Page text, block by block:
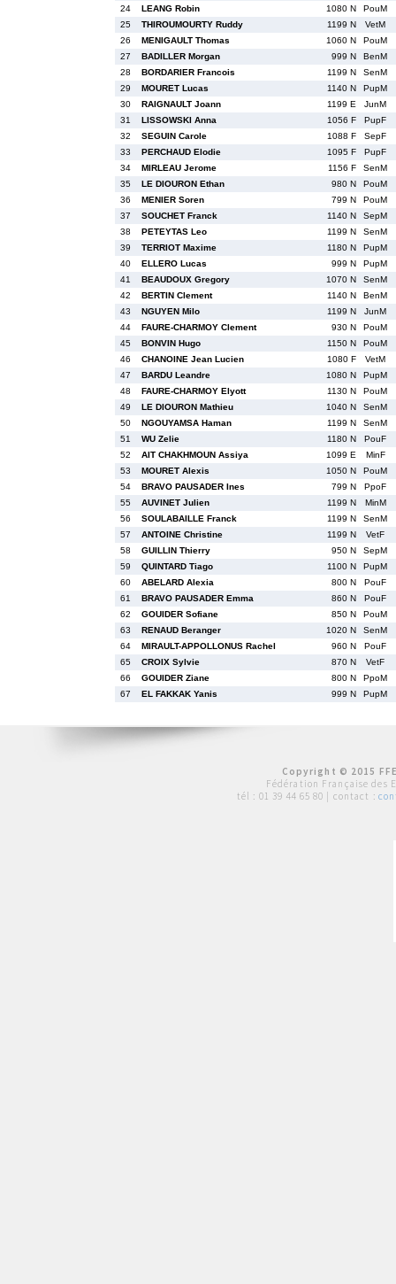
24
LEANG Robin 1080 N
PouM
25
THIROUMOURTY Ruddy 1199 N
VetM
26
MENIGAULT Thomas 1060 N
PouM
27
BADILLER Morgan 999 N
BenM
28
BORDARIER Francois 1199 N
SenM
29
MOURET Lucas 1140 N
PupM
30
RAIGNAULT Joann 1199 E
JunM
31
LISSOWSKI Anna 1056 F
PupF
32
SEGUIN Carole 1088 F
SepF
33
PERCHAUD Elodie 1095 F
PupF
34
MIRLEAU Jerome 1156 F
SenM
35
LE DIOURON Ethan 980 N
PouM
36
MENIER Soren 799 N
PouM
37
SOUCHET Franck 1140 N
SepM
38
PETEYTAS Leo 1199 N
SenM
39
TERRIOT Maxime 1180 N
PupM
40
ELLERO Lucas 999 N
PupM
41
BEAUDOUX Gregory 1070 N
SenM
42
BERTIN Clement 1140 N
BenM
43
NGUYEN Milo 1199 N
JunM
44
FAURE-CHARMOY Clement 930 N
PouM
45
BONVIN Hugo 1150 N
PouM
46
CHANOINE Jean Lucien 1080 F
VetM
47
BARDU Leandre 1080 N
PupM
48
FAURE-CHARMOY Elyott 1130 N
PouM
49
LE DIOURON Mathieu 1040 N
SenM
50
NGOUYAMSA Haman 1199 N
SenM
51
WU Zelie 1180 N
PouF
52
AIT CHAKHMOUN Assiya 1099 E
MinF
53
MOURET Alexis 1050 N
PouM
54
BRAVO PAUSADER Ines 799 N
PpoF
55
AUVINET Julien 1199 N
MinM
56
SOULABAILLE Franck 1199 N
SenM
57
ANTOINE Christine 1199 N
VetF
58
GUILLIN Thierry 950 N
SepM
59
QUINTARD Tiago 1100 N
PupM
60
ABELARD Alexia 800 N
PouF
61
BRAVO PAUSADER Emma 860 N
PouF
62
GOUIDER Sofiane 850 N
PouM
63
RENAUD Beranger 1020 N
SenM
64
MIRAULT-APPOLLONUS Rachel 960 N
PouF
65
CROIX Sylvie 870 N
VetF
66
GOUIDER Ziane 800 N
PpoM
67
EL FAKKAK Yanis 999 N PupM
Copyright © 2015
Fédération Française des
tél : 01 39 44 65 80 | contact :